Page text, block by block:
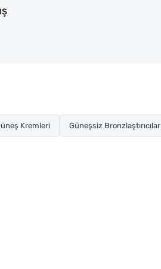
Kremleri Güneşsiz Bronzlaştırıcılar